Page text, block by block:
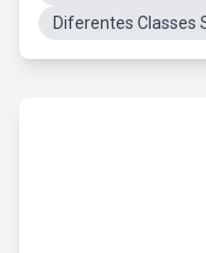
Diferentes Classes